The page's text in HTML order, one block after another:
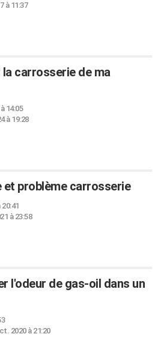
à 11:37
carrosserie de ma
14:05
à 19:28
et problème carrosserie
20:41
à 23:58
l'odeur de gas-oil dans un
2020 à 21:20